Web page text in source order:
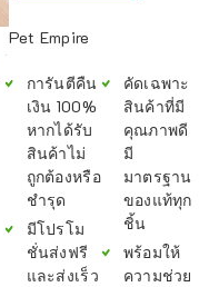
Pet Empire
การันตีคืน
เงิน 100%
หากได้รับ
สินค้าไม่
ถูกต้องหรือ
ชำรุด
มีโปรโม
ชั่นส่งฟรี
และส่งเร็ว
คัดเฉพาะ
สินค้าที่มี
คุณภาพดี
มี
มาตรฐาน
ของแท้ทุก
ชิ้น
พร้อมให้
ความช่วย